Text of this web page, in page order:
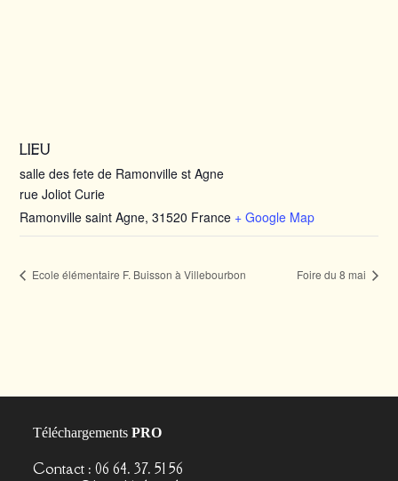
LIEU
salle des fete de Ramonville st Agne
rue Joliot Curie
Ramonville saint Agne, 31520 France + Google Map
Ecole élémentaire F. Buisson à Villebourbon Foire du 8 mai
TéléchargementsPRO
Contact : 06 64. 37. 51 56